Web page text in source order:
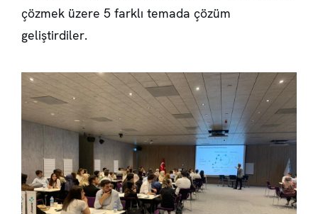
çözmek üzere 5 farklı temada çözüm
geliştirdiler.